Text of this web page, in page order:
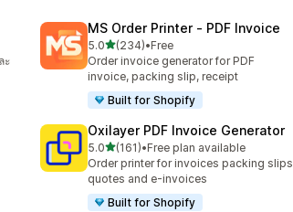
ะ
MS Order Printer ‑ PDF Invoice
5.0เต็ม 5 ดาว
(234)
ทั้งหมด 234 รีวิว
•Free
Order invoice generator for PDF
invoice, packing slip, receipt
Built for Shopify
Oxilayer PDF Invoice Generator
5.0เต็ม 5 ดาว
(161)
ทั้งหมด 161 รีวิว
•Free plan available
Order printer for invoices packing slips
quotes and e-invoices
Built for Shopify